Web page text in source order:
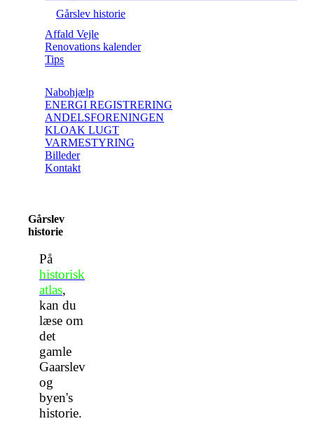
Gårslev historie
Affald Vejle
Renovations kalender
Tips
Nabohjælp
ENERGI REGISTRERING
ANDELSFORENINGEN
KLOAK LUGT
VARMESTYRING
Billeder
Kontakt
Gårslev
historie
På
historisk
atlas,
kan du
læse om
det
gamle
Gaarslev
og
byen's
historie.